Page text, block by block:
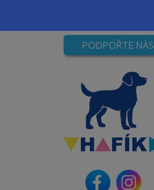
PODPOŘTE NÁS